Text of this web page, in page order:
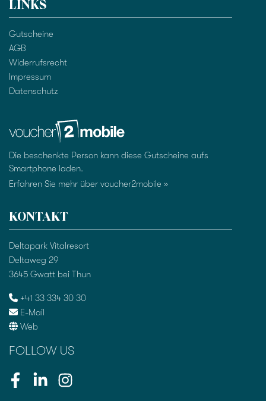
LINKS
Gutscheine
AGB
Widerrufsrecht
Impressum
Datenschutz
Die beschenkte Person kann diese Gutscheine aufs
Smartphone laden.
Erfahren Sie mehr über voucher2mobile »
KONTAKT
Deltapark Vitalresort
Deltaweg 29
3645 Gwatt bei Thun
+41 33 334 30 30
E-Mail
Web
FOLLOW US
FacebookLinkedInInstagram